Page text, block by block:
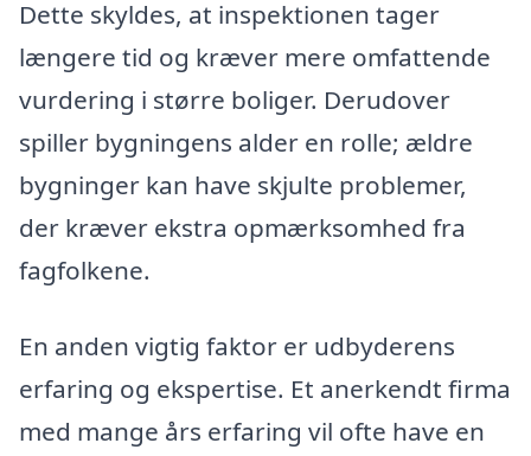
Dette skyldes, at inspektionen tager
længere tid og kræver mere omfattende
vurdering i større boliger. Derudover
spiller bygningens alder en rolle; ældre
bygninger kan have skjulte problemer,
der kræver ekstra opmærksomhed fra
fagfolkene.
En anden vigtig faktor er udbyderens
erfaring og ekspertise. Et anerkendt firma
med mange års erfaring vil ofte have en